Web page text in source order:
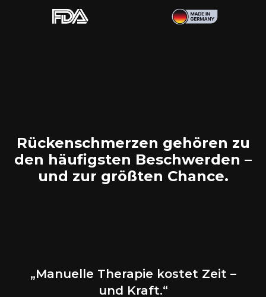
Rückenschmerzen gehören zu
den häufigsten Beschwerden –
und zur größten Chance.
„Manuelle Therapie kostet Zeit –
und Kraft.“